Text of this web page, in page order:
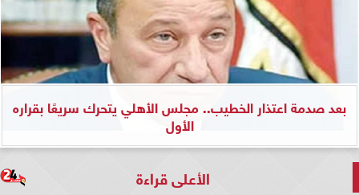
بعد صدمة اعتذار الخطيب.. مجلس الأهلي يتحرك سريعًا بقراره
الأول
الأعلى قراءة